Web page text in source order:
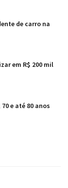
de carro na
em R$ 200 mil
e até 80 anos